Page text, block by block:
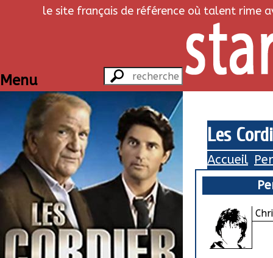
le site français de référence où talent rime
Menu
Les
Accueil